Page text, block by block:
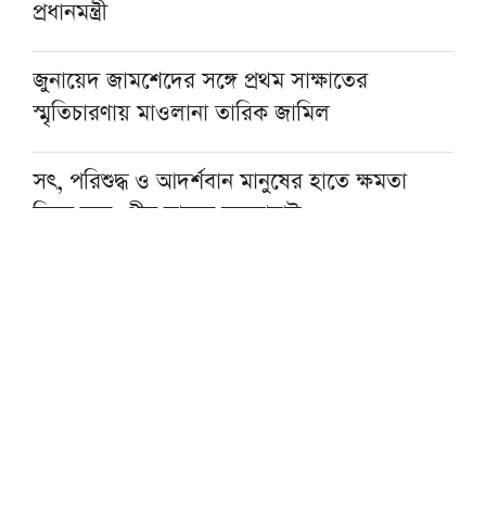
প্রধানমন্ত্রী
জুনায়েদ জামশেদের সঙ্গে প্রথম সাক্ষাতের
স্মৃতিচারণায় মাওলানা তারিক জামিল
সৎ, পরিশুদ্ধ ও আদর্শবান মানুষের হাতে ক্ষমতা
দিতে হবে: পীর সাহেব চরমোনাই